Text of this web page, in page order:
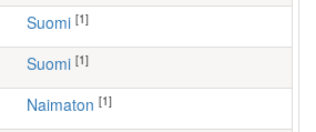
Suomi [1]
Suomi [1]
Naimaton [1]